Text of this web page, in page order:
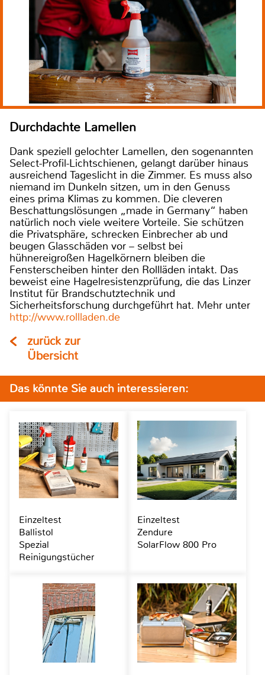
Durchdachte Lamellen
Dank speziell gelochter Lamellen, den sogenannten
Select-Profil-Lichtschienen, gelangt darüber hinaus
ausreichend Tageslicht in die Zimmer. Es muss also
niemand im Dunkeln sitzen, um in den Genuss
eines prima Klimas zu kommen. Die cleveren
Beschattungslösungen „made in Germany“ haben
natürlich noch viele weitere Vorteile. Sie schützen
die Privatsphäre, schrecken Einbrecher ab und
beugen Glasschäden vor – selbst bei
hühnereigroßen Hagelkörnern bleiben die
Fensterscheiben hinter den Rollläden intakt. Das
beweist eine Hagelresistenzprüfung, die das Linzer
Institut für Brandschutztechnik und
Sicherheitsforschung durchgeführt hat. Mehr unter
http://www.rollladen.de
zurück zur
Übersicht
Das könnte Sie auch interessieren:
Einzeltest
Ballistol
Spezial
Reinigungstücher
Einzeltest
Zendure
SolarFlow 800 Pro